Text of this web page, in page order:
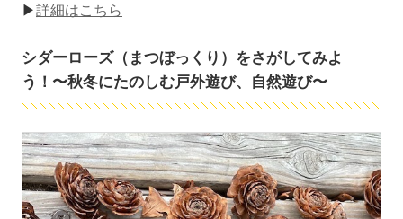
▶詳細はこちら
シダーローズ（まつぼっくり）をさがしてみよ
う！〜秋冬にたのしむ戸外遊び、自然遊び〜